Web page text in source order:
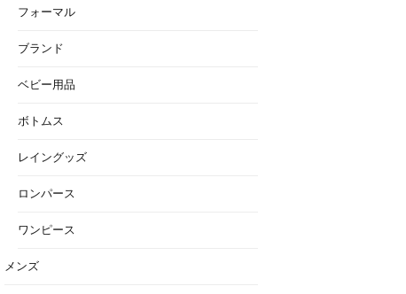
フォーマル
ブランド
ベビー用品
ボトムス
レイングッズ
ロンパース
ワンピース
メンズ